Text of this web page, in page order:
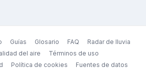
Guías Glosario FAQ
Radar de lluvia
del aire
Términos de uso
Política de cookies Fuentes de datos